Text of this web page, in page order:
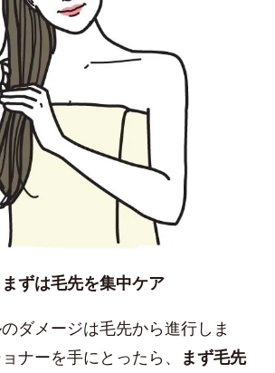
ずは毛先を集中ケア
ダメージは毛先から進行しま
ナーを手にとったら、
まず毛先